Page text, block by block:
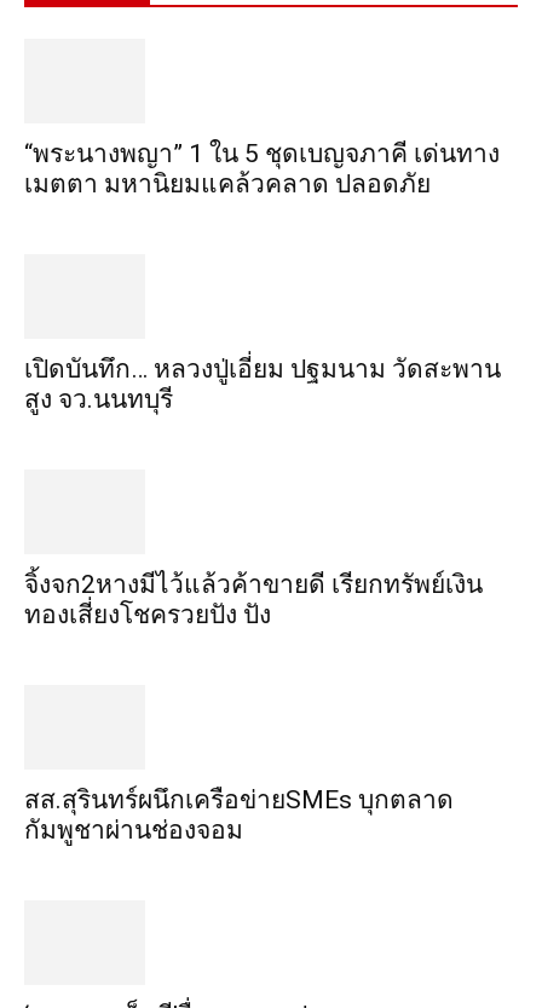
“พระ​นาง​พญา” 1 ใน 5​ ชุดเบญจ​ภาคี​ เด่นทาง
เมตตา​ มหา​นิยม​แคล้วคลาด​ ปลอดภัย​
เปิดบันทึก… หลวงปู่เอี่ยม ​ปฐม​นาม​ วัดสะพาน
สูง​ จว.นนทบุรี
จิ้งจก​2​หาง​มีไว้แล้ว​ค้าขาย​ดี​ เรียก​ทรัพย์เงิน
ทอง​เสี่ยงโชค​รวยปัง​ ปัง​
สส.สุรินทร์ผนึกเครือข่ายSMEs บุกตลาด
กัมพูชาผ่านช่องจอม